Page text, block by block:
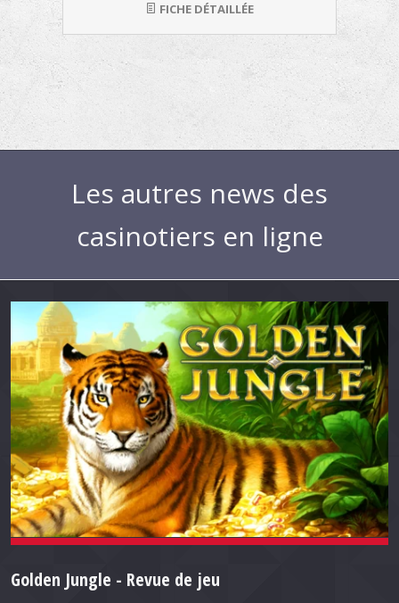
FICHE DÉTAILLÉE
Les autres news des
casinotiers en ligne
Golden Jungle - Revue de jeu